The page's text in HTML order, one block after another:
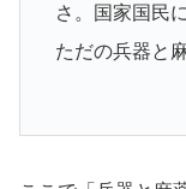
さ。国家国民
ただの兵器と